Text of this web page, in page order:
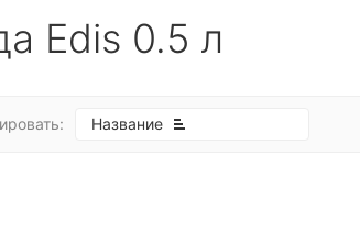
Edis 0.5 л
Название